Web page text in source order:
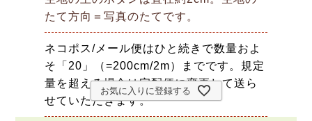
たて方向＝写真のたてです。
ネコポス/メール便はひと続きで数量およ
そ「20」（=200cm/2m）までです。規定
量を超える場合は宅配便に変更して送ら
せていただきます。
お気に入りに登録する